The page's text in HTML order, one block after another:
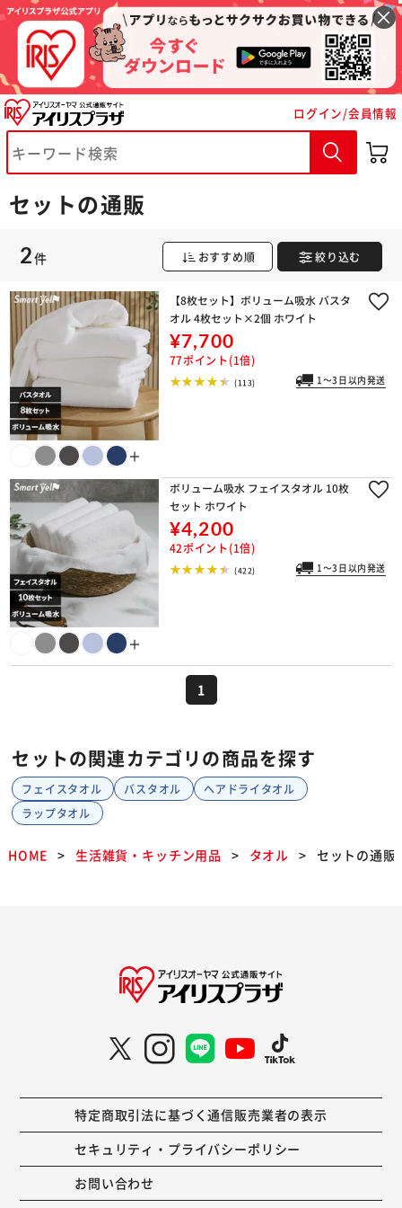
ログイン/会員情報
セットの通販
2件 おすすめ順 絞り込む
＋
【8枚セット】ボリューム吸水 バスタ
オル 4枚セット×2個 ホワイト
¥7,700
77ポイント(1倍)
(113) 1～3日以内発送
＋
ボリューム吸水 フェイスタオル 10枚
セット ホワイト
¥4,200
42ポイント(1倍)
(422) 1～3日以内発送
1
セットの関連カテゴリの商品を探す
フェイスタオル バスタオル
ヘアドライタオル
ラップタオル
HOME 生活雑貨・キッチン用品 タオル セットの通販
特定商取引法に基づく通信販売業者の表示
セキュリティ・プライバシーポリシー
お問い合わせ
※ご確認ください
カートに入れる